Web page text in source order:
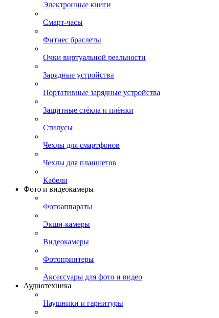
Электронные книги
Смарт-часы
Фитнес браслеты
Очки виртуальной реальности
Зарядные устройства
Портативные зарядные устройства
Защитные стёкла и плёнки
Стилусы
Чехлы для смартфонов
Чехлы для планшетов
Кабели
Фото и видеокамеры
Фотоаппараты
Экшн-камеры
Видеокамеры
Фотопринтеры
Аксессуары для фото и видео
Аудиотехника
Наушники и гарнитуры